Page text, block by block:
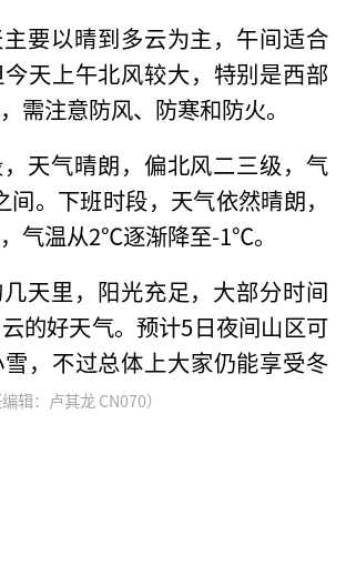
要以晴到多云为主，午间适合
天上午北风较大，特别是西部
需注意防风、防寒和防火。
，天气晴朗，偏北风二三级，气
。下班时段，天气依然晴朗，
气温从2℃逐渐降至-1℃。
天里，阳光充足，大部分时间
的好天气。预计5日夜间山区可
，不过总体上大家仍能享受冬
编辑：卢其龙 CN070）